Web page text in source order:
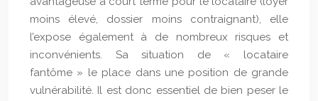
moins élevé, dossier moins contraignant), elle
l’expose également à de nombreux risques et
inconvénients. Sa situation de « locataire
fantôme » le place dans une position de grande
vulnérabilité. Il est donc essentiel de bien peser le